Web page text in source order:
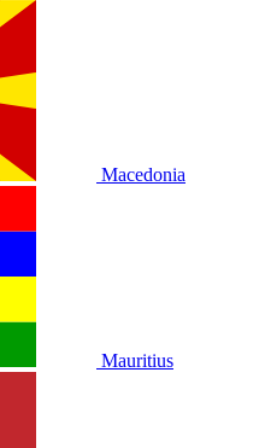
Macedonia
Mauritius